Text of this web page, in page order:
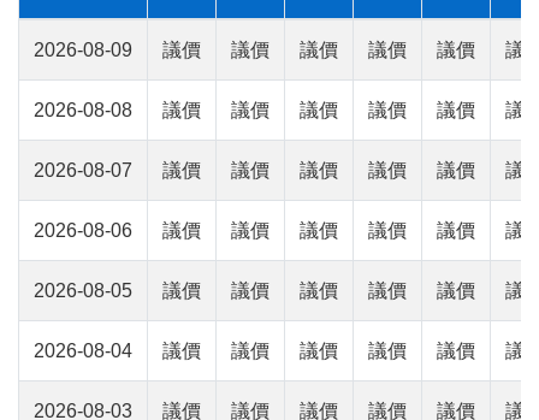
2026-08-09 議價 議價 議價 議價 議價 議
2026-08-08 議價 議價 議價 議價 議價 議
2026-08-07 議價 議價 議價 議價 議價 議
2026-08-06 議價 議價 議價 議價 議價 議
2026-08-05 議價 議價 議價 議價 議價 議
2026-08-04 議價 議價 議價 議價 議價 議
2026-08-03 議價 議價 議價 議價 議價 議